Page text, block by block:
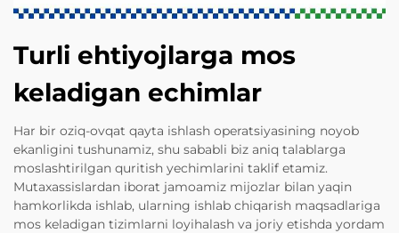
Turli ehtiyojlarga mos
keladigan echimlar
Har bir oziq-ovqat qayta ishlash operatsiyasining noyob
ekanligini tushunamiz, shu sababli biz aniq talablarga
moslashtirilgan quritish yechimlarini taklif etamiz.
Mutaxassislardan iborat jamoamiz mijozlar bilan yaqin
hamkorlikda ishlab, ularning ishlab chiqarish maqsadlariga
mos keladigan tizimlarni loyihalash va joriy etishda yordam